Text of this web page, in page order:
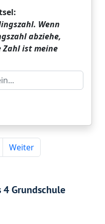
4 Grundschule